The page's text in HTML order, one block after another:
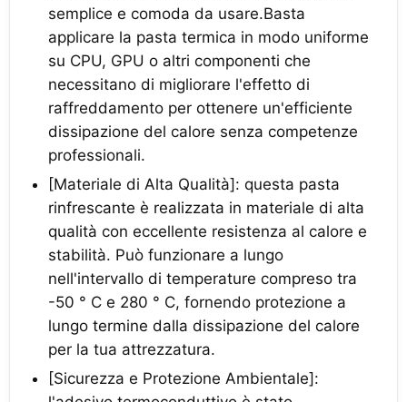
semplice e comoda da usare.Basta
applicare la pasta termica in modo uniforme
su CPU, GPU o altri componenti che
necessitano di migliorare l'effetto di
raffreddamento per ottenere un'efficiente
dissipazione del calore senza competenze
professionali.
[Materiale di Alta Qualità]: questa pasta
rinfrescante è realizzata in materiale di alta
qualità con eccellente resistenza al calore e
stabilità. Può funzionare a lungo
nell'intervallo di temperature compreso tra
-50 ° C e 280 ° C, fornendo protezione a
lungo termine dalla dissipazione del calore
per la tua attrezzatura.
[Sicurezza e Protezione Ambientale]: